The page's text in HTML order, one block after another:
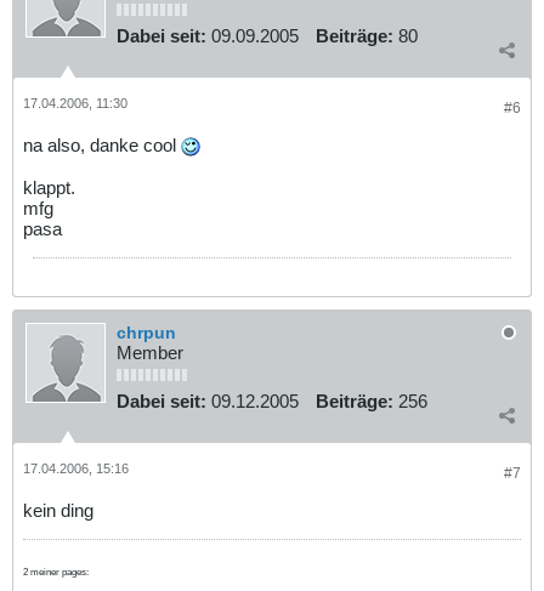
Dabei seit: 09.09.2005 Beiträge: 80
#6
17.04.2006, 11:30
na also, danke cool
klappt.
mfg
pasa
chrpun
Member
Dabei seit: 09.12.2005 Beiträge: 256
#7
17.04.2006, 15:16
kein ding
2 meiner pages: